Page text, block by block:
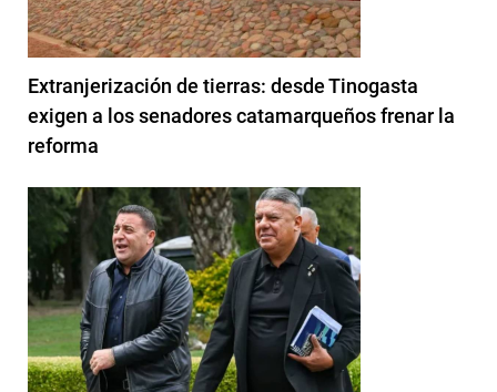
Extranjerización de tierras: desde Tinogasta
exigen a los senadores catamarqueños frenar la
reforma